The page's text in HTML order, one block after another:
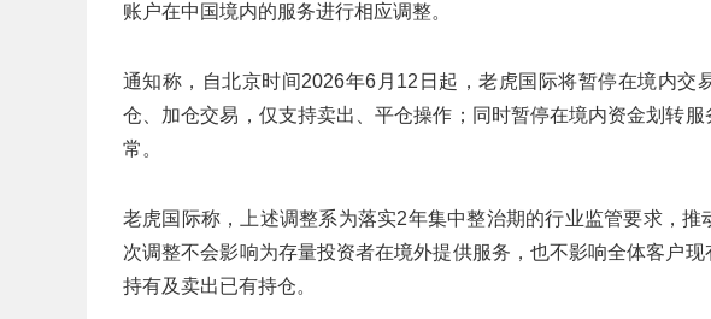
账户在中国境内的服务进行相应调整。
通知称，自北京时间2026年6月12日起，老虎国际将暂停在境内交
仓、加仓交易，仅支持卖出、平仓操作；同时暂停在境内资金划转
常。
老虎国际称，上述调整系为落实2年集中整治期的行业监管要求，
次调整不会影响为存量投资者在境外提供服务，也不影响全体客户现
持有及卖出已有持仓。